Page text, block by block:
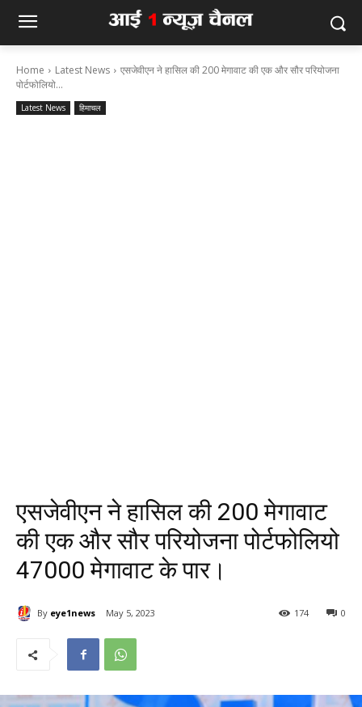
Home Latest News
एसजेवीएन ने हासिल की 200 मेगावाट की एक और सौर परियोजना
पोर्टफोलियो...
Latest News हिमाचल
एसजेवीएन ने हासिल की 200 मेगावाट
की एक और सौर परियोजना पोर्टफोलियो
47000 मेगावाट के पार।
By eye1news May 5, 2023 0
174